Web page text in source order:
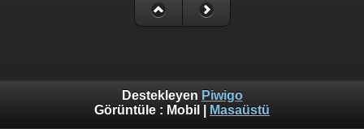
Destekleyen Piwigo
Görüntüle : Mobil Masaüstü